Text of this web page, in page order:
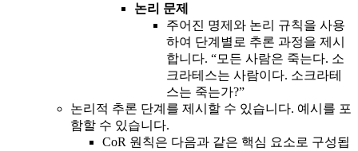
논리 문제
주어진 명제와 논리 규칙을 사용
하여 단계별로 추론 과정을 제시
합니다. “모든 사람은 죽는다. 소
크라테스는 사람이다. 소크라테
스는 죽는가?”
논리적 추론 단계를 제시할 수 있습니다. 예시를 포
함할 수 있습니다.
CoR 원칙은 다음과 같은 핵심 요소로 구성됩